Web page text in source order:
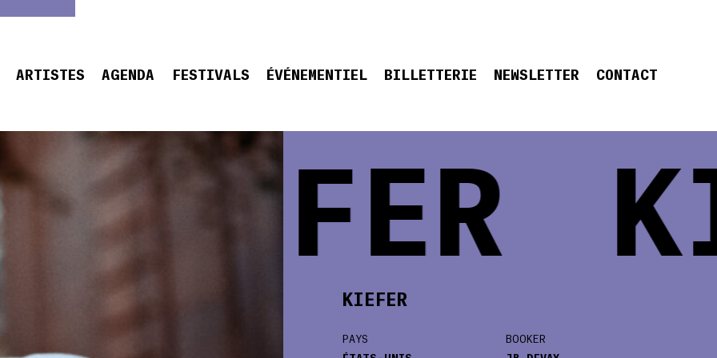
ARTISTES AGENDA FESTIVALS ÉVÉNEMENTIEL BILLETTERIE NEWSLETTER CONTACT
KIEFER
KIEFER
PAYS
BOOKER